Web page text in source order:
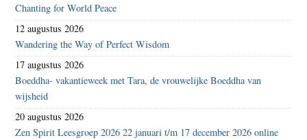
Chanting for World Peace
12 augustus 2026
Wandering the Way of Perfect Wisdom
17 augustus 2026
Boeddha- vakantieweek met Tara, de vrouwelijke Boeddha van
wijsheid
20 augustus 2026
Zen Spirit Leesgroep 2026 22 januari t/m 17 december 2026 online